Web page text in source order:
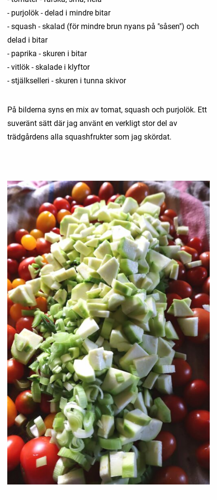
- purjolök - delad i mindre bitar
- squash - skalad (för mindre brun nyans på "såsen") och
delad i bitar
- paprika - skuren i bitar
- vitlök - skalade i klyftor
- stjälkselleri - skuren i tunna skivor
På bilderna syns en mix av tomat, squash och purjolök. Ett
suveränt sätt där jag använt en verkligt stor del av
trädgårdens alla squashfrukter som jag skördat.